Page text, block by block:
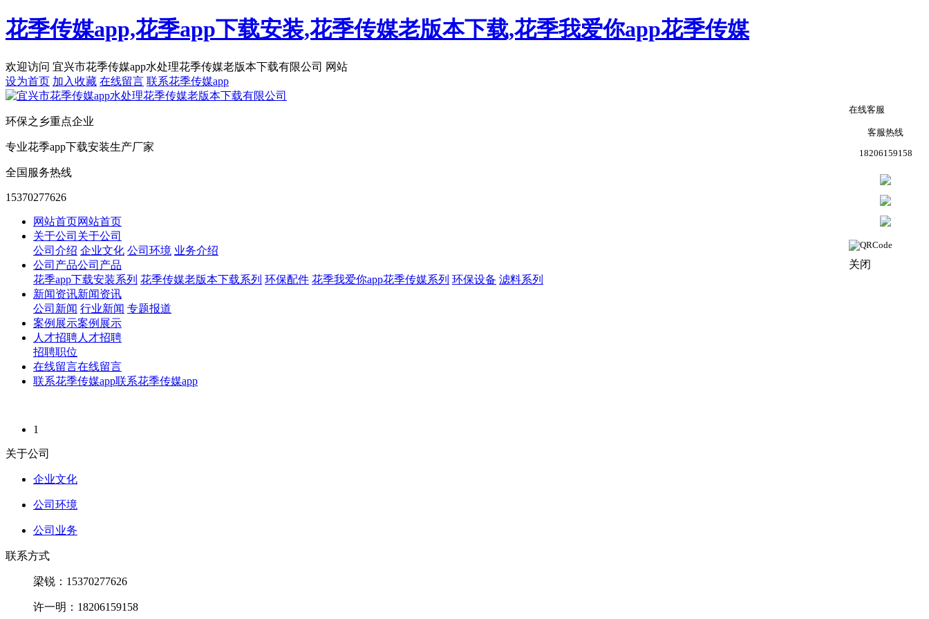
花季传媒app,花季app下载安装,花季传媒老版本下载,花季我爱你app花季传媒
欢迎访问 宜兴市花季传媒app水处理花季传媒老版本下载有限公司 网站
设为首页 加入收藏 在线留言 联系花季传媒app
环保之乡重点企业
专业花季app下载安装生产厂家
全国服务热线
15370277626
网站首页网站首页
关于公司 关于公司
公司介绍 企业文化 公司环境 业务介绍
公司产品公司产品
花季app下载安装系列 花季传媒老版本下载系列 环保配件 花季我爱你app花季传媒系列 环保设备 滤料系列
新闻资讯新闻资讯
公司新闻 行业新闻 专题报道
案例展示案例展示
人才招聘人才招聘
招聘职位
在线留言在线留言
联系花季传媒app联系花季传媒app
1
关于公司
企业文化
公司环境
公司业务
联系方式
梁锐：15370277626
许一明：18206159158
在线客服
客服热线
18206159158
关闭